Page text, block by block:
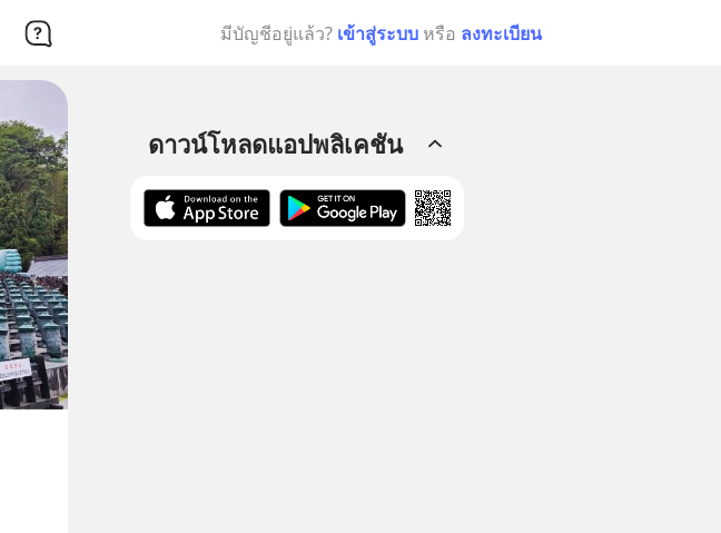
มีบัญชีอยู่แล้ว? เข้าสู่ระบบ หรือ ลงทะเบียน
ดาวน์โหลดแอปพลิเคชัน